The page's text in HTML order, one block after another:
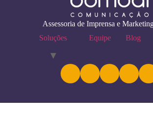
Assessoria de Imprensa e
Soluções
Equipe Blog